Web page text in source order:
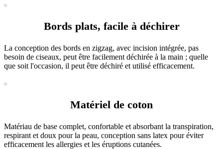
Bords plats, facile à déchirer
La conception des bords en zigzag, avec incision intégrée, pas
besoin de ciseaux, peut être facilement déchirée à la main ; quelle
que soit l'occasion, il peut être déchiré et utilisé efficacement.
Matériel de coton
Matériau de base complet, confortable et absorbant la transpiration,
respirant et doux pour la peau, conception sans latex pour éviter
efficacement les allergies et les éruptions cutanées.